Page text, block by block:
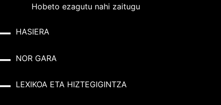
Hobeto ezagutu nahi zaitugu
HASIERA
NOR GARA
LEXIKOA ETA HIZTEGIGINTZA